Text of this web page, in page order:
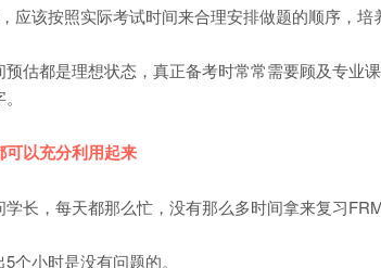
该按照实际考试时间来合理安排做题的顺序，培
都是理想状态，真正备考时常常需要顾及专业
以充分利用起来
，每天都那么忙，没有那么多时间拿来复习
小时是没有问题的。